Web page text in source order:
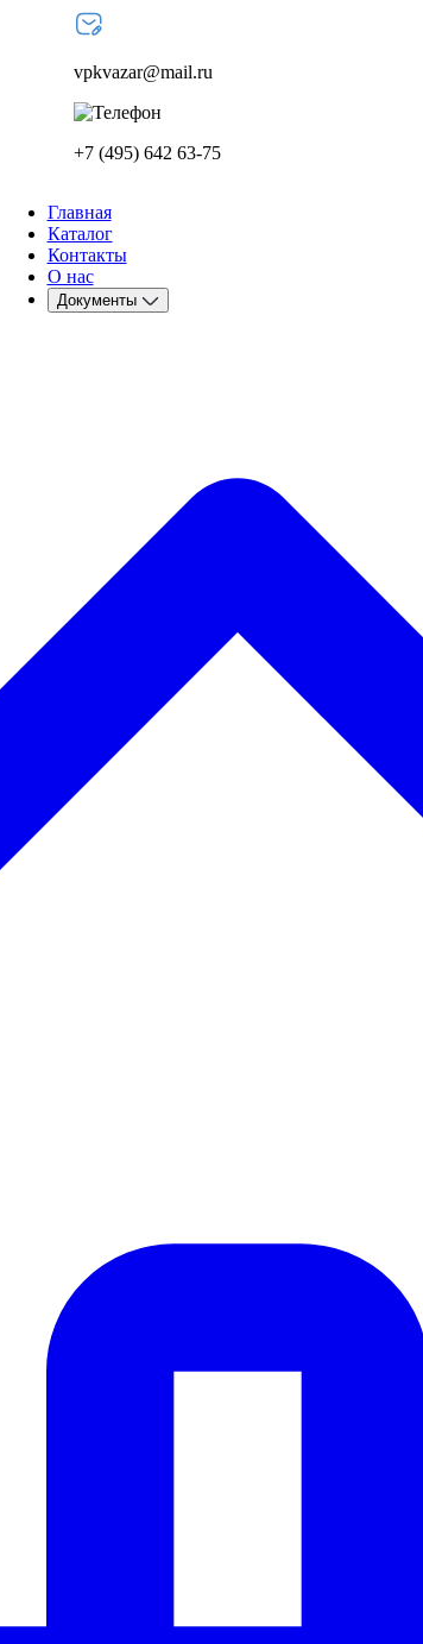
vpkvazar@mail.ru
+7 (495) 642 63-75
Главная
Каталог
Контакты
О нас
Документы